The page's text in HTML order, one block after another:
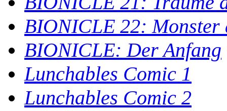
BIONICLE 22: Monster
BIONICLE: Der Anfang
Lunchables Comic 1
Lunchables Comic 2